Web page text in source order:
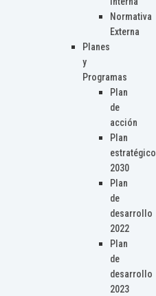
Normativa
Externa
Planes
y
Programas
Plan
de
acción
Plan
estratégico
2030
Plan
de
desarrollo
2022
Plan
de
desarrollo
2023